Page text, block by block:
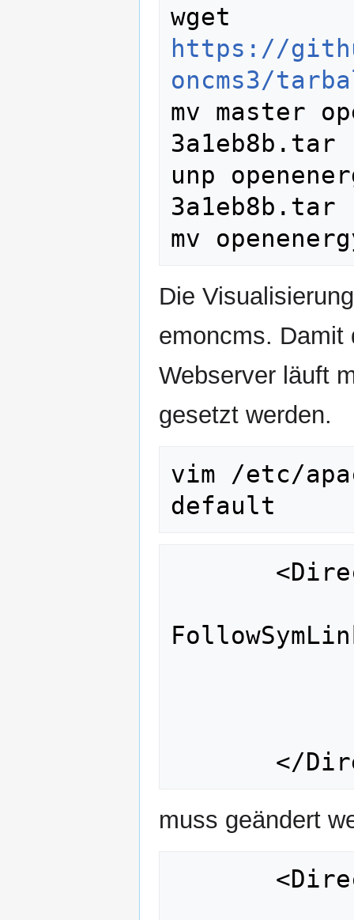
https://
oncms3/
mv master
3a1eb8b.tar
unp
3a1eb8b.tar
Die
emoncms. Damit
Webserver läuft
gesetzt werden.
vim /etc/
muss geändert